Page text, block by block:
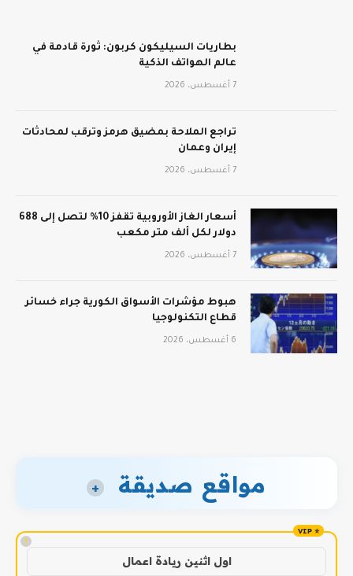
بطاريات السيليكون كربون: ثورة قادمة في
عالم الهواتف الذكية
7 أغسطس، 2026
تراجع الملاحة بمضيق هرمز وترقب لمحادثات
إيران وعمان
7 أغسطس، 2026
أسعار الغاز الأوروبية تقفز 10% لتصل إلى 688
دولار لكل ألف متر مكعب
7 أغسطس، 2026
هبوط مؤشرات الأسواق الكورية جراء خسائر
قطاع التكنولوجيا
6 أغسطس، 2026
مواقع صديقة +
!
اول اثنين ريادة اعمال